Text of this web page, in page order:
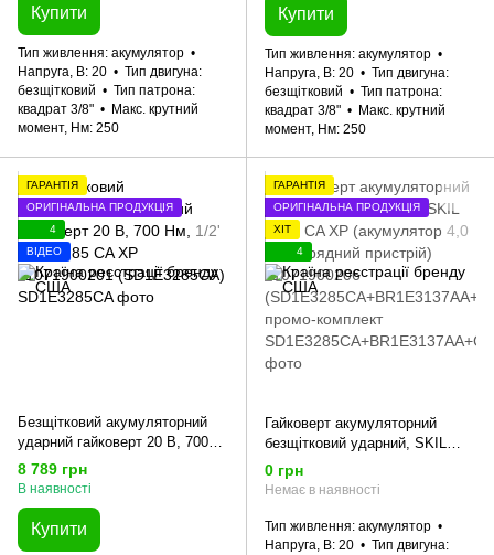
Ah, зарядний пристрій) промо-
комплект
Купити
Тип живлення акумулятор
Напруга, В 20
Тип двигуна
безщітковий
Тип патрона
квадрат 3/8"
Макс. крутний
момент, Нм 250
Купити
Тип живлення акумулятор
Напруга, В 20
Тип двигуна
безщітковий
Тип патрона
квадрат 3/8"
Макс. крутний
момент, Нм 250
ГАРАНТІЯ
ОРИГІНАЛЬНА ПРОДУКЦІЯ
4
ВІДЕО
Безщітковий акумуляторний
ударний гайковерт 20 В, 700
Нм, 1/2' SKIL 3285 CA XP
11071900201 (SD1E3285CA)
8 789 грн
В наявності
Купити
ГАРАНТІЯ
ОРИГІНАЛЬНА ПРОДУКЦІЯ
ХІТ
4
Гайковерт акумуляторний
безщітковий ударний, SKIL
3285 CA XP (акумулятор 4,0
Ah; зарядний пристрій)
(SD1E3285CA+BR1E3137AA+C
R1E3122AA) промо-комплект
0 грн
Немає в наявності
Тип живлення акумулятор
Напруга, В 20
Тип двигуна